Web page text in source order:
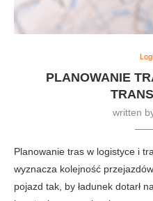
PLANOWANIE
written
Planowanie tras w logistyce i
wyznacza kolejność
pojazd tak, by ładunek dotarł